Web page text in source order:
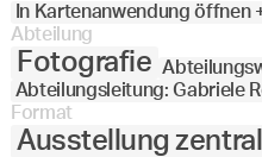
In Kartenanwendung öffnen
Abteilung
Fotografie
Abteilungsleitung: Gabriele
Format
Ausstellung